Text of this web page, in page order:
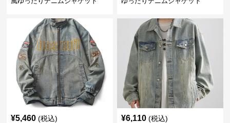
¥5,460 (税込) ¥6,110 (税込)